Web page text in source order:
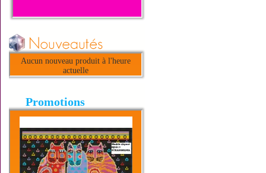
Aucun nouveau produit à l'heure
actuelle
Promotions